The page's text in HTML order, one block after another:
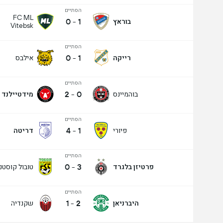
בוראץ
הסתיים
1
-
0
FC ML
Vitebsk
רייקה
הסתיים
1
-
0 אילבס
בוהמיינס
הסתיים
0
-
2 מידטיילנד
פיורי
הסתיים
1
-
4 דריטה
פרטיזן בלגרד
הסתיים
3
-
0 טובול
היברניאן
הסתיים
2
-
1 שקנדיה